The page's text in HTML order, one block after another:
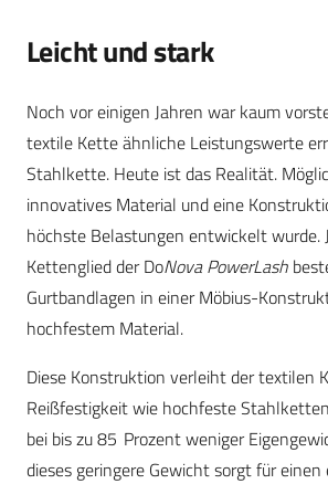
Leicht und stark
Noch vor einigen Jahren war kaum
textile Kette ähnliche Leistungswerte
Stahlkette. Heute ist das Realität.
innovatives Material und eine
höchste Belastungen entwickelt wurde.
Kettenglied der DoNova PowerLash
Gurtbandlagen in einer Möbius-
hochfestem Material.
Diese Konstruktion verleiht der textilen
Reißfestigkeit wie hochfeste
bei bis zu 85 Prozent weniger
dieses geringere Gewicht sorgt für